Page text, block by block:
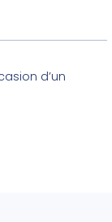
d’un